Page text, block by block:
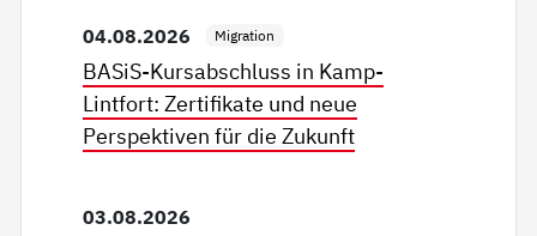
04.08.2026 Migration
BASiS-Kursabschluss in Kamp-
Lintfort: Zertifikate und neue
Perspektiven für die Zukunft
03.08.2026